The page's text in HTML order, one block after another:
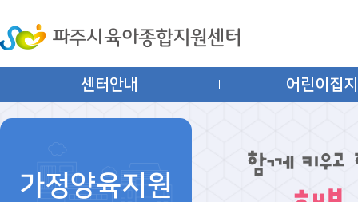
센터안내 어린이집
가정양육지원